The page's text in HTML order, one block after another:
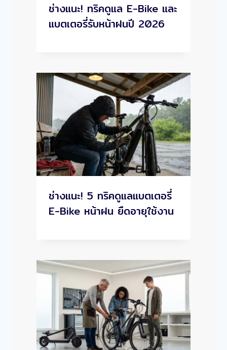
ช่างแนะ! ทริคดูแล E-Bike และ
แบตเตอรี่รับหน้าฝนปี 2026
ช่างแนะ! 5 ทริคดูแลแบตเตอรี่
E-Bike หน้าฝน ยืดอายุใช้งาน